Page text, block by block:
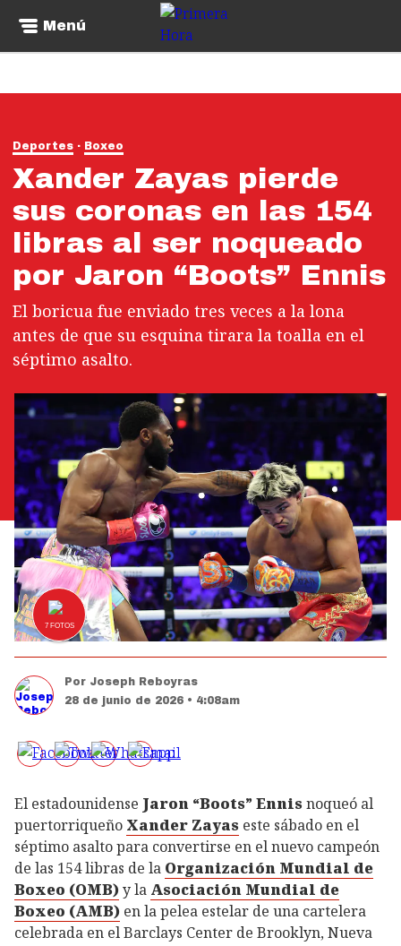
Menú
Deportes Boxeo
Xander Zayas pierde
sus coronas en las 154
libras al ser noqueado
por Jaron “Boots” Ennis
El boricua fue enviado tres veces a la lona
antes de que su esquina tirara la toalla en el
séptimo asalto.
7FOTOS
Por Joseph Reboyras
28 de junio de 2026 • 4:08am
El estadounidense Jaron “Boots” Ennis noqueó al
puertorriqueño Xander Zayas este sábado en el
séptimo asalto para convertirse en el nuevo campeón
de las 154 libras de la Organización Mundial de
Boxeo (OMB)y la Asociación Mundial de
Boxeo (AMB) en la pelea estelar de una cartelera
celebrada en el Barclays Center de Brooklyn, Nueva